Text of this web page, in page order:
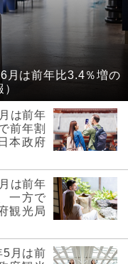
月は前年比3.4％増の
は前年
前年割
本政府
は前年
一方で
観光局
5月は前